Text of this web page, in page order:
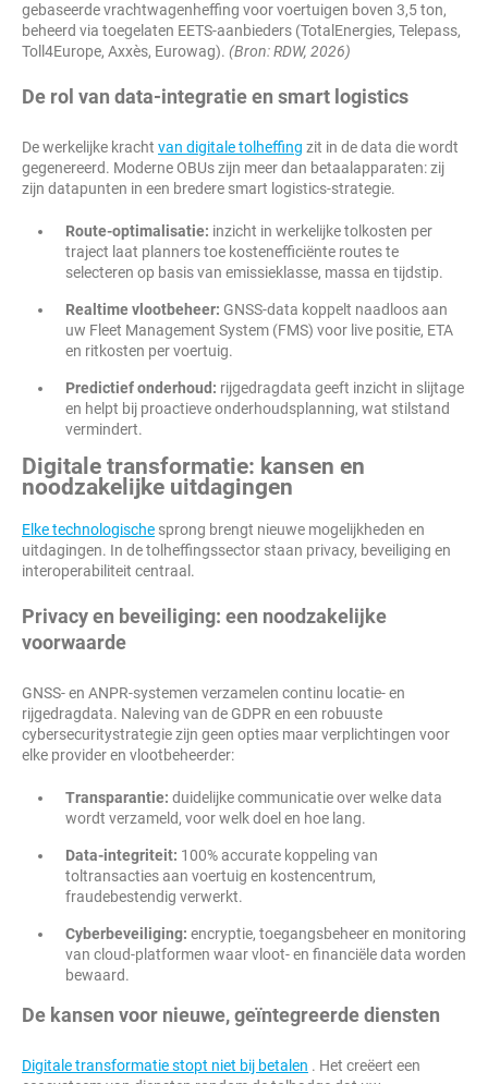
gebaseerde vrachtwagenheffing voor voertuigen boven 3,5 ton,
beheerd via toegelaten EETS-aanbieders (TotalEnergies, Telepass,
Toll4Europe, Axxès, Eurowag). (Bron: RDW, 2026)
De rol van data-integratie en smart logistics
De werkelijke kracht van digitale tolheffing zit in de data die wordt
gegenereerd. Moderne OBUs zijn meer dan betaalapparaten: zij
zijn datapunten in een bredere smart logistics-strategie.
Route-optimalisatie: inzicht in werkelijke tolkosten per
traject laat planners toe kostenefficiënte routes te
selecteren op basis van emissieklasse, massa en tijdstip.
Realtime vlootbeheer: GNSS-data koppelt naadloos aan
uw Fleet Management System (FMS) voor live positie, ETA
en ritkosten per voertuig.
Predictief onderhoud: rijgedragdata geeft inzicht in slijtage
en helpt bij proactieve onderhoudsplanning, wat stilstand
vermindert.
Digitale transformatie: kansen en
noodzakelijke uitdagingen
Elke technologische sprong brengt nieuwe mogelijkheden en
uitdagingen. In de tolheffingssector staan privacy, beveiliging en
interoperabiliteit centraal.
Privacy en beveiliging: een noodzakelijke
voorwaarde
GNSS- en ANPR-systemen verzamelen continu locatie- en
rijgedragdata. Naleving van de GDPR en een robuuste
cybersecuritystrategie zijn geen opties maar verplichtingen voor
elke provider en vlootbeheerder:
Transparantie: duidelijke communicatie over welke data
wordt verzameld, voor welk doel en hoe lang.
Data-integriteit: 100% accurate koppeling van
toltransacties aan voertuig en kostencentrum,
fraudebestendig verwerkt.
Cyberbeveiliging: encryptie, toegangsbeheer en monitoring
van cloud-platformen waar vloot- en financiële data worden
bewaard.
De kansen voor nieuwe, geïntegreerde diensten
Digitale transformatie stopt niet bij betalen . Het creëert een